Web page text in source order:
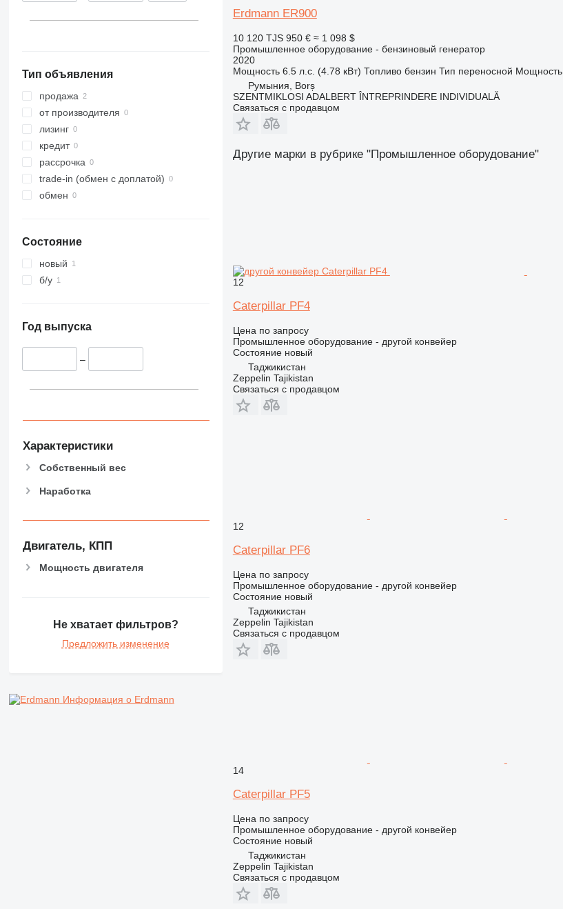
Тип объявления
продажа
от производителя
лизинг
кредит
рассрочка
trade-in (обмен с доплатой)
обмен
Состояние
новый
б/у
Год выпуска
–
Характеристики
Собственный вес
Наработка
Двигатель, КПП
Мощность двигателя
Не хватает фильтров?
Предложить изменение
Информация о Erdmann
Erdmann ER900
10 120 TJS 950 € ≈ 1 098 $
Промышленное оборудование - бензиновый генератор
2020
Мощность 6.5 л.с. (4.78 кВт) Топливо бензин Тип переносной Мощность
Румыния, Borș
SZENTMIKLOSI ADALBERT ÎNTREPRINDERE INDIVIDUALĂ
Связаться с продавцом
Другие марки в рубрике "Промышленное оборудование"
12
Caterpillar PF4
Цена по запросу
Промышленное оборудование - другой конвейер
Состояниеновый
Таджикистан
Zeppelin Tajikistan
Связаться с продавцом
12
Caterpillar PF6
Цена по запросу
Промышленное оборудование - другой конвейер
Состояниеновый
Таджикистан
Zeppelin Tajikistan
Связаться с продавцом
14
Caterpillar PF5
Цена по запросу
Промышленное оборудование - другой конвейер
Состояниеновый
Таджикистан
Zeppelin Tajikistan
Связаться с продавцом